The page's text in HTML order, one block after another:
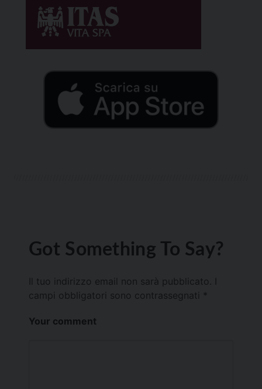
Got Something To Say?
Il tuo indirizzo email non sarà pubblicato.
campi obbligatori sono contrassegnati *
Your comment